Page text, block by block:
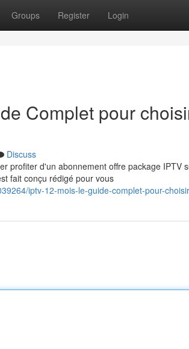
Groups Register Login
Complet pour
Discuss
profiter d'un abonnement offre package IPTV
fait conçu rédigé pour vous
iptv-12-mois-le-guide-complet-pour-